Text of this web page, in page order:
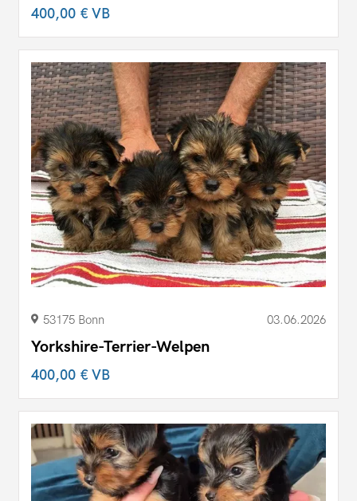
400,00 €VB
53175 Bonn 03.06.2026
Yorkshire-Terrier-Welpen
400,00 €VB